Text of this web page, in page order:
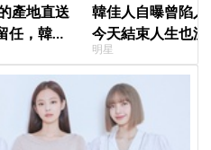
產地直送
任，韓媒
姜有皙
韓佳人自曝曾陷
今天結束人生也
YouTube重拾生
明星